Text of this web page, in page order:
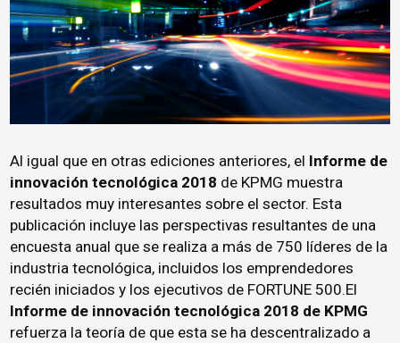
Al igual que en otras ediciones anteriores, el Informe de
innovación tecnológica 2018 de KPMG muestra
resultados muy interesantes sobre el sector. Esta
publicación incluye las perspectivas resultantes de una
encuesta anual que se realiza a más de 750 líderes de la
industria tecnológica, incluidos los emprendedores
recién iniciados y los ejecutivos de FORTUNE 500.El
Informe de innovación tecnológica 2018 de KPMG
refuerza la teoría de que esta se ha descentralizado a